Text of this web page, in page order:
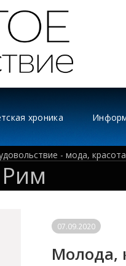
хроника
- мода,
07.09.2020
Молода,